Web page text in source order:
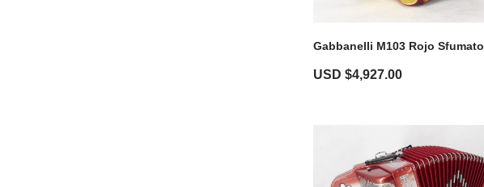
Gabbanelli M103 Rojo Sfumato
USD $4,927.00